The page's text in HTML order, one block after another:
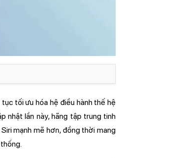
tối ưu hóa hệ điều hành thế hệ
nhật lần này, hãng tập trung tinh
mạnh mẽ hơn, đồng thời mang